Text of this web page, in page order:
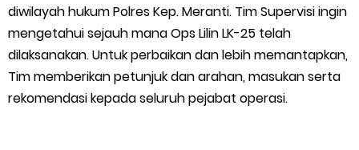
diwilayah hukum Polres Kep. Meranti. Tim Supervisi ingin
mengetahui sejauh mana Ops Lilin LK-25 telah
dilaksanakan. Untuk perbaikan dan lebih memantapkan,
Tim memberikan petunjuk dan arahan, masukan serta
rekomendasi kepada seluruh pejabat operasi.